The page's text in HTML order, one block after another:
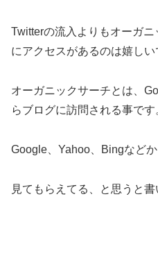
Twitterの流入よりもオーガ
にアクセスがあるのは嬉しい
オーガニックサーチとは、
らブログに訪問される事です
Google、Yahoo、Bingなど
見てもらえてる、と思うと